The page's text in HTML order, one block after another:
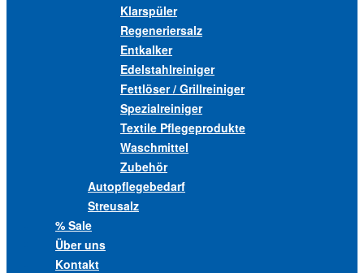
Klarspüler
Regeneriersalz
Entkalker
Edelstahlreiniger
Fettlöser / Grillreiniger
Spezialreiniger
Textile Pflegeprodukte
Waschmittel
Zubehör
Autopflegebedarf
Streusalz
% Sale
Über uns
Kontakt